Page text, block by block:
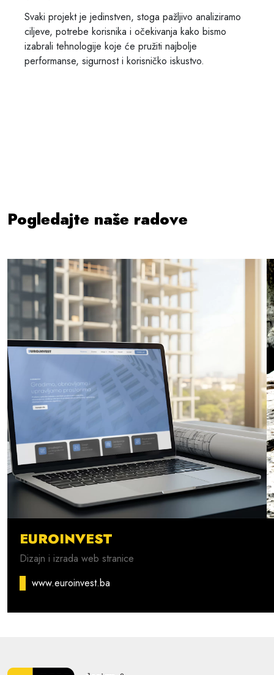
Svaki projekt je jedinstven, stoga pažljivo analiziramo
ciljeve, potrebe korisnika i očekivanja kako bismo
izabrali tehnologije koje će pružiti najbolje
performanse, sigurnost i korisničko iskustvo.
Pogledajte naše radove
EUROINVEST
Dizajn i izrada web stranice
www.euroinvest.ba